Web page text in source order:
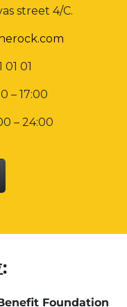
street 4/C.
01 01
– 17:00
– 24:00
Foundation